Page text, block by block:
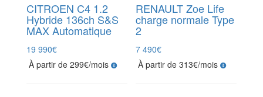
CITROEN C4 1.2
Hybride 136ch S&S
MAX Automatique
19 990€
À partir de 299€/mois
RENAULT Zoe Life
charge normale Type
2
7 490€
À partir de 313€/mois